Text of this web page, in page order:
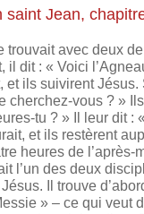
Jean,
trouvait avec deux
il dit : « Voici
et ils suivirent
cherchez-vous ? »
tu ? » Il leur dit :
et ils restèrent
heures de l’après-
l’un des deux
Il trouve
» – ce qui veut